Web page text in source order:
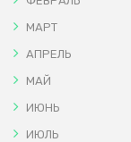
МАРТ
АПРЕЛЬ
МАЙ
ИЮНЬ
ИЮЛЬ